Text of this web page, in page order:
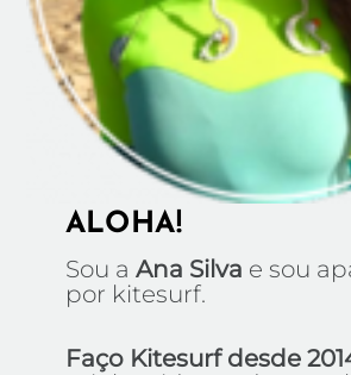
ALOHA!
Sou a Ana Silva e sou
por kitesurf.
Faço Kitesurf desde